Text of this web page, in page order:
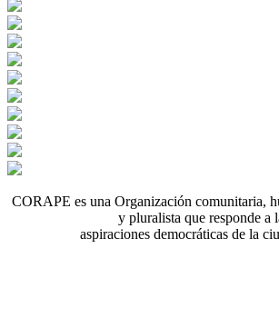
CORAPE es una Organización comunitaria,
y pluralista que responde a
aspiraciones democráticas de la